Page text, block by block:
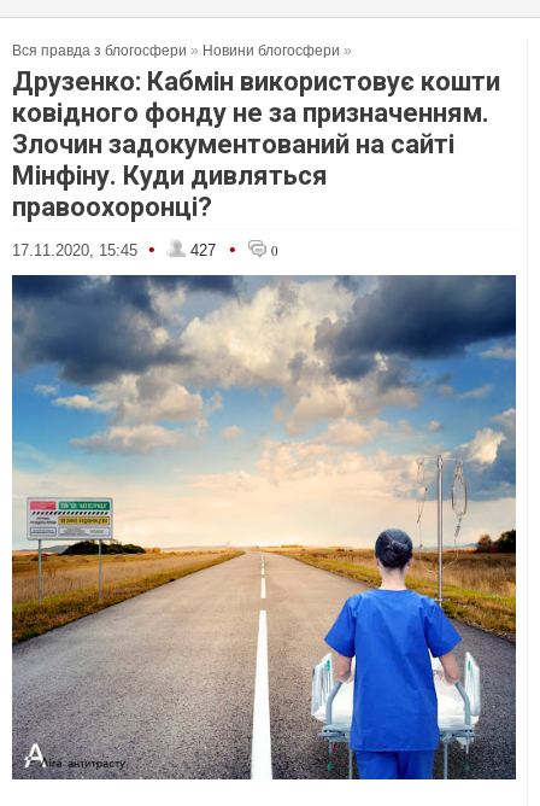
Вся правда з блогосфери » Новини блогосфери »
Друзенко: Кабмін використовує кошти
ковідного фонду не за призначенням.
Злочин задокументований на сайті
Мінфіну. Куди дивляться
правоохоронці?
17.11.2020, 15:45 • 427 • 0